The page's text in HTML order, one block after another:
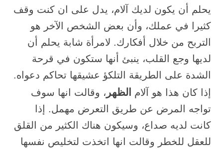
يحلم أن يكون لديك آلام، يدل على ان كنت وقف
كثيرا في عملك، وأن بعض الشخص الآخر هو
التربح من خلال أفكارك. لامرأة شابة يحلم أن
لديها وجع القلب، ينبئ أنها ستكون في قرحة
الشدة على الطريقة التلكؤ عشيقها تحاكم دعواه.
إذا كان هذا هو آلام الظهر ، وقالت انها سوف
تواجه المرض عن طريق التعرض مهمل. إذا
كانت لديه صداع، وسيكون هناك الكثير من القلق
للعقل للخطر وقالت انها اتخذت لتخليص نفسها